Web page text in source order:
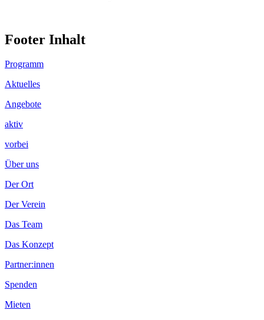
Footer Inhalt
Programm
Aktuelles
Angebote
aktiv
vorbei
Über uns
Der Ort
Der Verein
Das Team
Das Konzept
Partner:innen
Spenden
Mieten